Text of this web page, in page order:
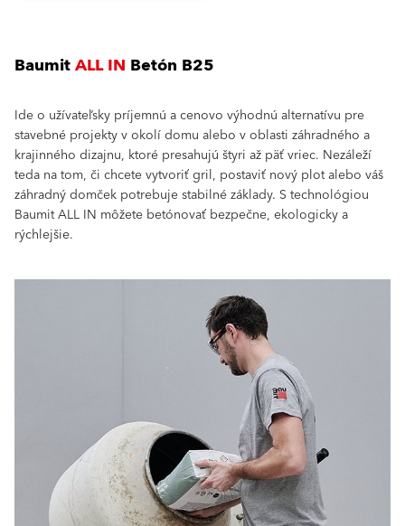
BaumitALL IN Betón B25
Ide o užívateľsky príjemnú a cenovo výhodnú alternatívu pre
stavebné projekty v okolí domu alebo v oblasti záhradného a
krajinného dizajnu, ktoré presahujú štyri až päť vriec. Nezáleží
teda na tom, či chcete vytvoriť gril, postaviť nový plot alebo váš
záhradný domček potrebuje stabilné základy. S technológiou
Baumit ALL IN môžete betónovať bezpečne, ekologicky a
rýchlejšie.